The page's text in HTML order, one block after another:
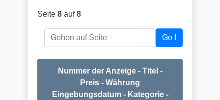
Seite 8 auf8
Gehen auf Seite Go !
Nummer der Anzeige - Titel -
Preis - Währung
Eingebungsdatum - Kategorie -